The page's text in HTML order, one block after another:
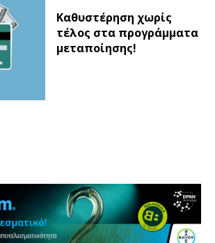
Καθυστέρηση χωρίς
τέλος στα προγράμματα
μεταποίησης!